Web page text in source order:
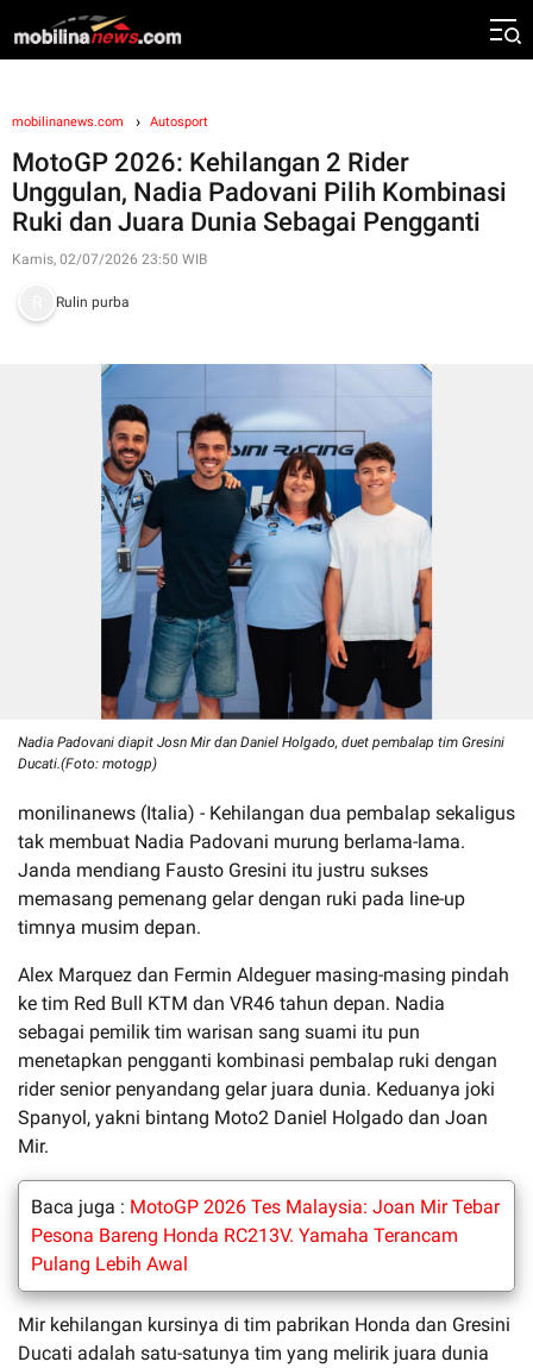
mobilinanews.com Autosport
MotoGP 2026: Kehilangan 2 Rider
Unggulan, Nadia Padovani Pilih Kombinasi
Ruki dan Juara Dunia Sebagai Pengganti
Kamis, 02/07/2026 23:50 WIB
Rulin purba
Nadia Padovani diapit Josn Mir dan Daniel Holgado, duet pembalap tim Gresini
Ducati.(Foto: motogp)
monilinanews (Italia) - Kehilangan dua pembalap sekaligus
tak membuat Nadia Padovani murung berlama-lama.
Janda mendiang Fausto Gresini itu justru sukses
memasang pemenang gelar dengan ruki pada line-up
timnya musim depan.
Alex Marquez dan Fermin Aldeguer masing-masing pindah
ke tim Red Bull KTM dan VR46 tahun depan. Nadia
sebagai pemilik tim warisan sang suami itu pun
menetapkan pengganti kombinasi pembalap ruki dengan
rider senior penyandang gelar juara dunia. Keduanya joki
Spanyol, yakni bintang Moto2 Daniel Holgado dan Joan
Mir.
Baca juga : MotoGP 2026 Tes Malaysia: Joan Mir Tebar
Pesona Bareng Honda RC213V. Yamaha Terancam
Pulang Lebih Awal
Mir kehilangan kursinya di tim pabrikan Honda dan Gresini
Ducati adalah satu-satunya tim yang melirik juara dunia